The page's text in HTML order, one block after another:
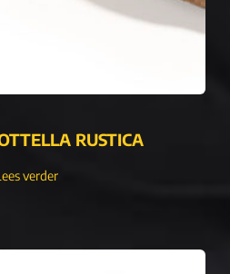
RUSTICA
verder